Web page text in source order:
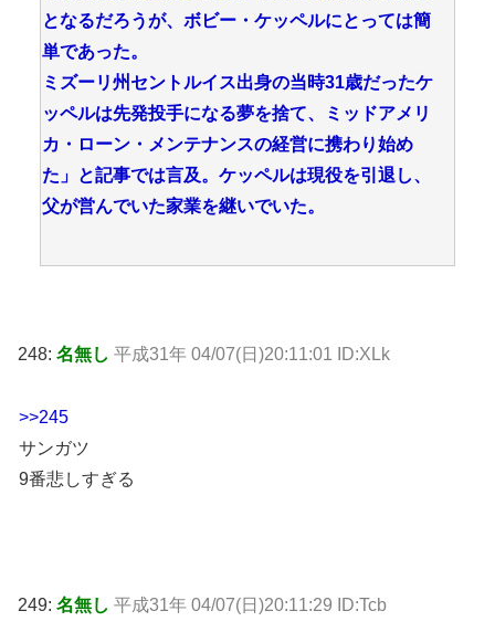
となるだろうが、ボビー・ケッペルにとっては簡
単であった。
ミズーリ州セントルイス出身の当時31歳だったケ
ッペルは先発投手になる夢を捨て、ミッドアメリ
カ・ローン・メンテナンスの経営に携わり始め
た」と記事では言及。ケッペルは現役を引退し、
父が営んでいた家業を継いでいた。
248: 名無し 平成31年 04/07(日)20:11:01 ID:XLk
>>245
サンガツ
9番悲しすぎる
249: 名無し 平成31年 04/07(日)20:11:29 ID:Tcb